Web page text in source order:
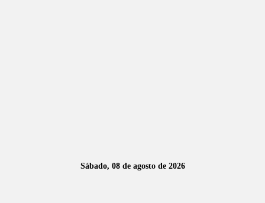
Sábado, 08 de agosto de 2026